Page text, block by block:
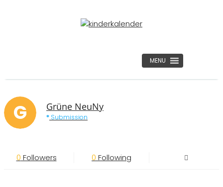
MENU
G Grüne NeuNy
Submission
0 Followers 0 Following